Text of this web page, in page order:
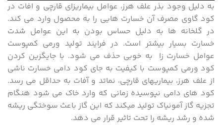
به دلیل وجود بذر علف هرز، عوامل بیماریزای قارچی و افات در
کود گاوی مصرف آن خسارت هایی را به محصول وارد می کند.
در گلخانه ها به دلیل حساس بودن به این عوامل شدت
خسارت بسیار بیشتر است. در فرایند تولید ورمی کمپوست
عوامل خسارت زا به خوبی حذف می شود. با جایگزین کردن
کود ورمی کمپوست با کیفیت به جای کود دامی خسارت ناشی
از علف هرز، بیماریهای قارچی، نماتد و آفات به حداقل می رسد.
کود های دامی نپوسیده زمانی که وارد خاک می شود هنگام
تجزیه گاز آمونیاک تولید میکند که این گاز باعث سوختگی ریشه
شده و رشد ریشه را تحت تاثیر قرار می دهد.